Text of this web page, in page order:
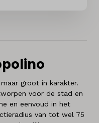
groot in karakter.
voor de stad en
en eenvoud in het
van tot wel 75